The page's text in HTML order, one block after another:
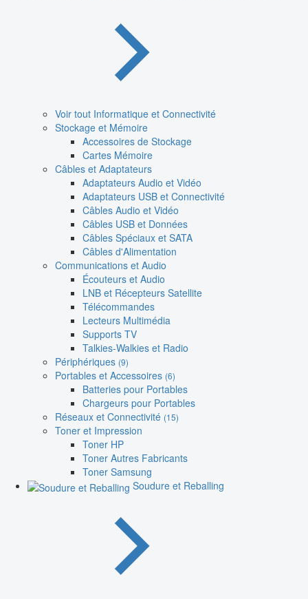
Voir tout Informatique et Connectivité
Stockage et Mémoire
Accessoires de Stockage
Cartes Mémoire
Câbles et Adaptateurs
Adaptateurs Audio et Vidéo
Adaptateurs USB et Connectivité
Câbles Audio et Vidéo
Câbles USB et Données
Câbles Spéciaux et SATA
Câbles d'Alimentation
Communications et Audio
Écouteurs et Audio
LNB et Récepteurs Satellite
Télécommandes
Lecteurs Multimédia
Supports TV
Talkies-Walkies et Radio
Périphériques (9)
Portables et Accessoires (6)
Batteries pour Portables
Chargeurs pour Portables
Réseaux et Connectivité (15)
Toner et Impression
Toner HP
Toner Autres Fabricants
Toner Samsung
Soudure et Reballing